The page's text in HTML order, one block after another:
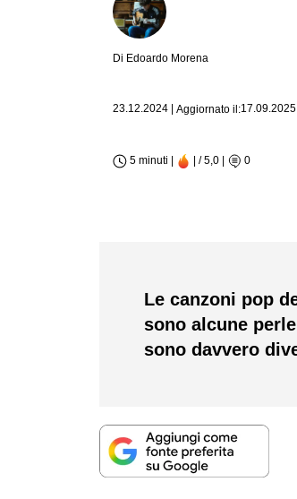
Di Edoardo Morena
23.12.2024 Aggiornato il:17.09.2025
5 minuti | | / 5,0 | 0
Le canzoni pop
sono alcune
sono davvero